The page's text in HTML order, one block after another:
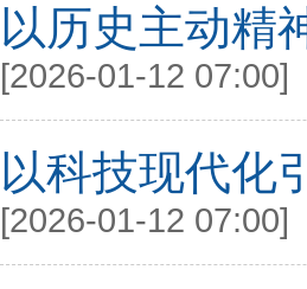
以历史主动精
[2026-01-12 07:00]
以科技现代化
[2026-01-12 07:00]